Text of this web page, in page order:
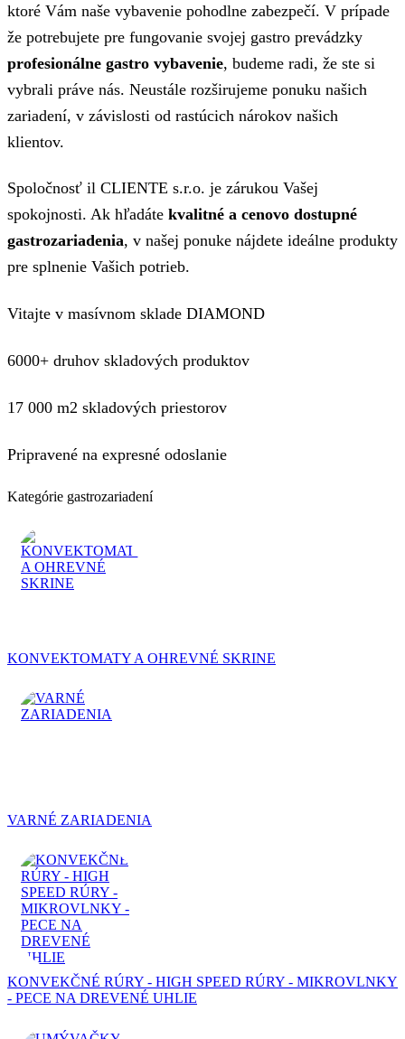
ktoré Vám naše vybavenie pohodlne zabezpečí. V prípade
že potrebujete pre fungovanie svojej gastro prevádzky
profesionálne gastro vybavenie, budeme radi, že ste si
vybrali práve nás. Neustále rozširujeme ponuku našich
zariadení, v závislosti od rastúcich nárokov našich
klientov.
Spoločnosť il CLIENTE s.r.o. je zárukou Vašej
spokojnosti. Ak hľadáte kvalitné a cenovo dostupné
gastrozariadenia, v našej ponuke nájdete ideálne produkty
pre splnenie Vašich potrieb.
Vitajte v masívnom sklade DIAMOND
6000+ druhov skladových produktov
17 000 m2 skladových priestorov
Pripravené na expresné odoslanie
Kategórie gastrozariadení
KONVEKTOMATY A OHREVNÉ SKRINE
VARNÉ ZARIADENIA
KONVEKČNÉ RÚRY - HIGH SPEED RÚRY - MIKROVLNKY
- PECE NA DREVENÉ UHLIE